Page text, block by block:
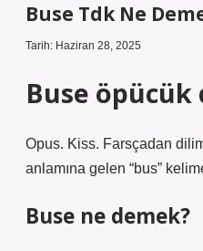
Buse Tdk Ne
Tarih: Haziran 28, 2025
Buse öpücük
Opus. Kiss. ​​​​Farsçadan
anlamına gelen “bus”
Buse ne demek?